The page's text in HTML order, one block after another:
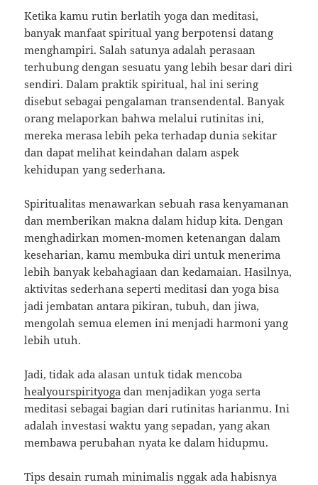
Ketika kamu rutin berlatih yoga dan meditasi,
banyak manfaat spiritual yang berpotensi datang
menghampiri. Salah satunya adalah perasaan
terhubung dengan sesuatu yang lebih besar dari diri
sendiri. Dalam praktik spiritual, hal ini sering
disebut sebagai pengalaman transendental. Banyak
orang melaporkan bahwa melalui rutinitas ini,
mereka merasa lebih peka terhadap dunia sekitar
dan dapat melihat keindahan dalam aspek
kehidupan yang sederhana.
Spiritualitas menawarkan sebuah rasa kenyamanan
dan memberikan makna dalam hidup kita. Dengan
menghadirkan momen-momen ketenangan dalam
keseharian, kamu membuka diri untuk menerima
lebih banyak kebahagiaan dan kedamaian. Hasilnya,
aktivitas sederhana seperti meditasi dan yoga bisa
jadi jembatan antara pikiran, tubuh, dan jiwa,
mengolah semua elemen ini menjadi harmoni yang
lebih utuh.
Jadi, tidak ada alasan untuk tidak mencoba
healyourspirityoga dan menjadikan yoga serta
meditasi sebagai bagian dari rutinitas harianmu. Ini
adalah investasi waktu yang sepadan, yang akan
membawa perubahan nyata ke dalam hidupmu.
Tips desain rumah minimalis nggak ada habisnya